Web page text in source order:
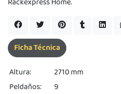
por
NoAltura:
2710 mm
Peldaños:
9
Ficha Técnica